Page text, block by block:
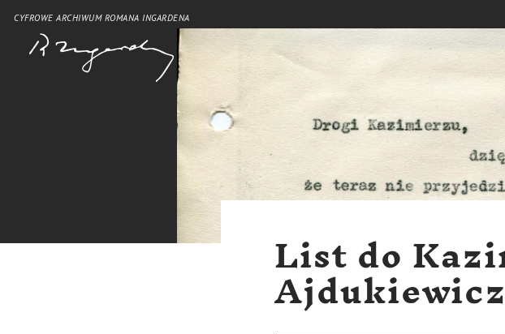
CYFROWE ARCHIWUM ROMANA INGARDENA
List do